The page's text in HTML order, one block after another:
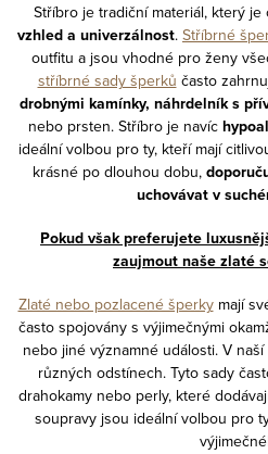
u
Stříbro je tradiční materiál, který
vzhled a univerzálnost. Stříbrné
outfitu a jsou vhodné pro ženy
stříbrné sady šperků často
drobnými kamínky, náhrdelník s
nebo prsten. Stříbro je navíc
ideální volbou pro ty, kteří mají
krásné po dlouhou dobu,
uchovávat v
Pokud však preferujete
zaujmout naše zlaté
Zlaté nebo pozlacené šperkymají
často spojovány s výjimečnými
nebo jiné významné události. V
různých odstínech. Tyto sady
drahokamy nebo perly, které
soupravy jsou ideální volbou pro